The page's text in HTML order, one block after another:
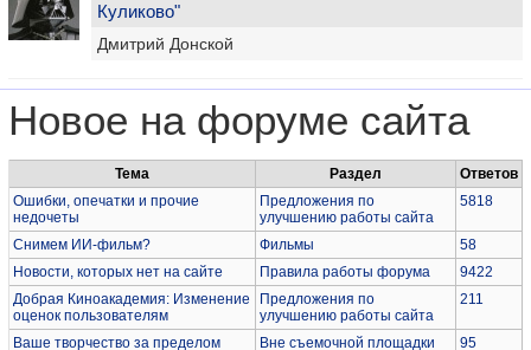
Куликово"
Дмитрий Донской
Новое на форуме сайта
Тема Раздел
Ответов
Ошибки, опечатки и прочие
недочеты
Предложения по
улучшению работы сайта
5818
Снимем ИИ-фильм? Фильмы
58
Новости, которых нет на сайте
Правила работы форума
9422
Добрая Киноакадемия: Изменение
оценок пользователям
Предложения по
улучшению работы сайта
211
Ваше творчество за пределом Вне съемочной площадки 95